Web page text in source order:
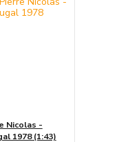
Nicolas -
1978 (1:43)